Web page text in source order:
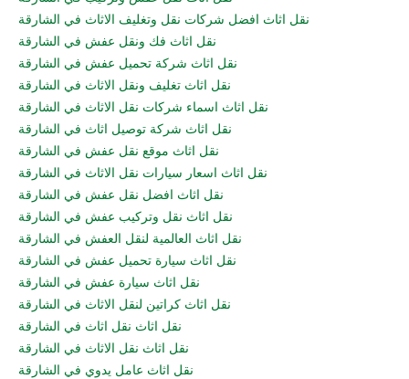
نقل اثاث افضل شركات نقل وتغليف الاثاث في الشارقة
نقل اثاث فك ونقل عفش في الشارقة
نقل اثاث شركة تحميل عفش في الشارقة
نقل اثاث تغليف ونقل الاثاث في الشارقة
نقل اثاث اسماء شركات نقل الاثاث في الشارقة
نقل اثاث شركة توصيل اثاث في الشارقة
نقل اثاث موقع نقل عفش في الشارقة
نقل اثاث اسعار سيارات نقل الاثاث في الشارقة
نقل اثاث افضل نقل عفش في الشارقة
نقل اثاث نقل وتركيب عفش في الشارقة
نقل اثاث العالمية لنقل العفش في الشارقة
نقل اثاث سيارة تحميل عفش في الشارقة
نقل اثاث سيارة عفش في الشارقة
نقل اثاث كراتين لنقل الاثاث في الشارقة
نقل اثاث نقل اثاث في الشارقة
نقل اثاث نقل الاثاث في الشارقة
نقل اثاث عامل يدوي في الشارقة